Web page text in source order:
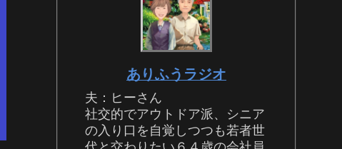
ありふうラジオ
夫：ヒーさん
社交的でアウトドア派、シニア
の入り口を自覚しつつも若者世